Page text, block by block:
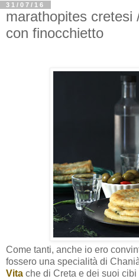
31/07/16
marathopites
con finocchietto
Come tanti, anche io ero
fossero una specialità di
Vita che di Creta e dei suoi